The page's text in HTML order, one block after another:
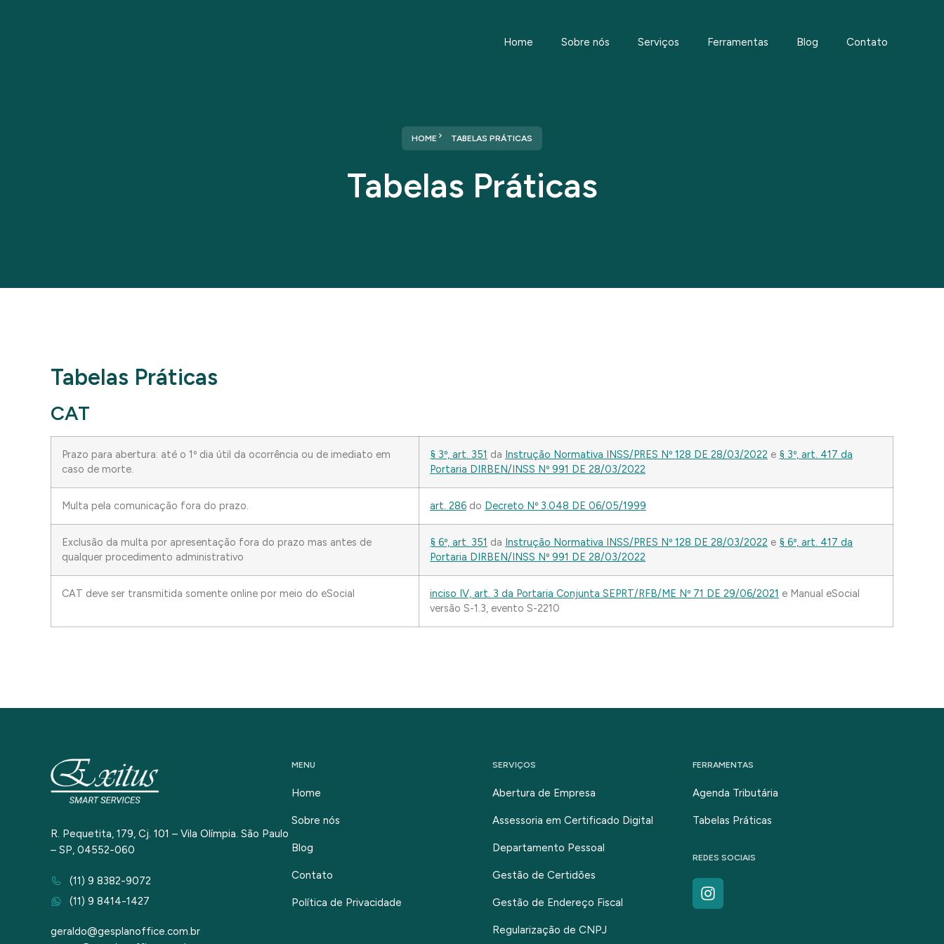
Home Sobre nós Serviços Ferramentas Blog Contato
HOME TABELAS PRÁTICAS
Tabelas Práticas
Tabelas Práticas
CAT
Prazo para abertura: até o 1º dia útil da ocorrência ou de imediato em
caso de morte.
§ 3º, art. 351 da Instrução Normativa INSS/PRES Nº 128 DE 28/03/2022 e § 3º, art. 417 da
Portaria DIRBEN/INSS Nº 991 DE 28/03/2022
Multa pela comunicação fora do prazo. art. 286 do Decreto Nº 3.048 DE 06/05/1999
Exclusão da multa por apresentação fora do prazo mas antes de
qualquer procedimento administrativo
§ 6º, art. 351 da Instrução Normativa INSS/PRES Nº 128 DE 28/03/2022 e § 6º, art. 417 da
Portaria DIRBEN/INSS Nº 991 DE 28/03/2022
CAT deve ser transmitida somente online por meio do eSocial inciso IV, art. 3 da Portaria Conjunta SEPRT/RFB/ME Nº 71 DE 29/06/2021 e Manual eSocial
versão S-1.3, evento S-2210
R. Pequetita, 179, Cj. 101 – Vila Olímpia. São Paulo
– SP, 04552-060
(11) 9 8382-9072
(11) 9 8414-1427
geraldo@gesplanoffice.com.br
MENU
Home
Sobre nós
Blog
Contato
Política de Privacidade
SERVIÇOS
Abertura de Empresa
Assessoria em Certificado Digital
Departamento Pessoal
Gestão de Certidões
Gestão de Endereço Fiscal
Regularização de CNPJ
FERRAMENTAS
Agenda Tributária
Tabelas Práticas
REDES SOCIAIS